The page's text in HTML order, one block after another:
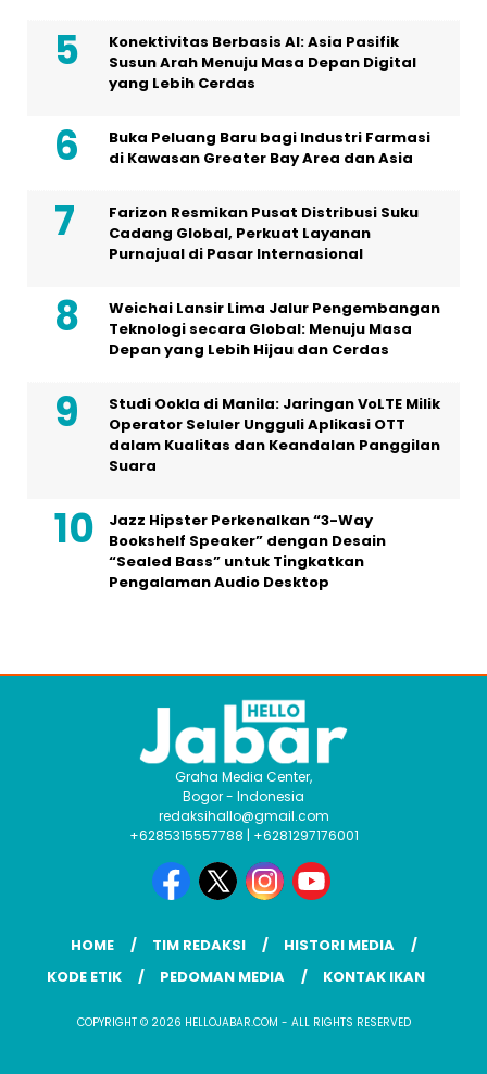
Konektivitas Berbasis AI: Asia Pasifik
Susun Arah Menuju Masa Depan Digital
yang Lebih Cerdas
Buka Peluang Baru bagi Industri Farmasi
di Kawasan Greater Bay Area dan Asia
Farizon Resmikan Pusat Distribusi Suku
Cadang Global, Perkuat Layanan
Purnajual di Pasar Internasional
Weichai Lansir Lima Jalur Pengembangan
Teknologi secara Global: Menuju Masa
Depan yang Lebih Hijau dan Cerdas
Studi Ookla di Manila: Jaringan VoLTE Milik
Operator Seluler Ungguli Aplikasi OTT
dalam Kualitas dan Keandalan Panggilan
Suara
Jazz Hipster Perkenalkan “3-Way
Bookshelf Speaker” dengan Desain
“Sealed Bass” untuk Tingkatkan
Pengalaman Audio Desktop
Graha Media Center,
Bogor - Indonesia
redaksihallo@gmail.com
+6285315557788 | +6281297176001
HOME TIM REDAKSI
HISTORI MEDIA
KODE ETIK
PEDOMAN MEDIA KONTAK IKAN
COPYRIGHT © 2026 HELLOJABAR.COM - ALL RIGHTS RESERVED